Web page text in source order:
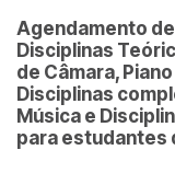
Agendamento
Disciplinas
de Câmara,
Disciplinas
Música e
para estudantes